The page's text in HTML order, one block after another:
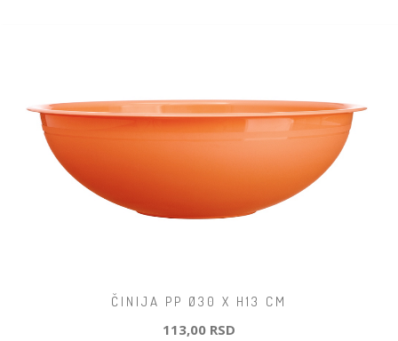
ČINIJA PP Ø30 X H13 CM
113,00 RSD